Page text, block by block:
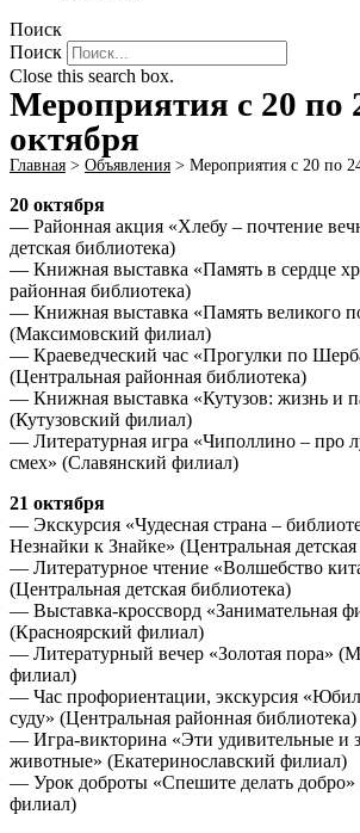
Поиск
Поиск
Close this search box.
Мероприятия с 20 по
октября
Главная > Объявления > Мероприятия с 20 по
20 октября
— Районная акция «Хлебу – почтение
детская библиотека)
— Книжная выставка «Память в сердце
районная библиотека)
— Книжная выставка «Память великого
(Максимовский филиал)
— Краеведческий час «Прогулки по
(Центральная районная библиотека)
— Книжная выставка «Кутузов: жизнь и
(Кутузовский филиал)
— Литературная игра «Чиполлино – про
смех» (Славянский филиал)
21 октября
— Экскурсия «Чудесная страна –
Незнайки к Знайке» (Центральная
— Литературное чтение «Волшебство
(Центральная детская библиотека)
— Выставка-кроссворд «Занимательная
(Красноярский филиал)
— Литературный вечер «Золотая пора»
филиал)
— Час профориентации, экскурсия
суду» (Центральная районная библиотека)
— Игра-викторина «Эти удивительные и
животные» (Екатеринославский филиал)
— Урок доброты «Спешите делать добро»
филиал)